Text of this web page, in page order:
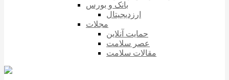
بانک و بورس
ارزدیجیتال
مجلات
حمایت آنلاین
عصر سلامت
مقالات سلامت